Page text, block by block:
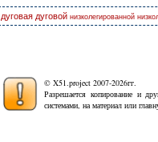
дуговая дуговой низколегированной
© X51.project 2007-2026гг.
Разрешается копирование и
системами, на материал или